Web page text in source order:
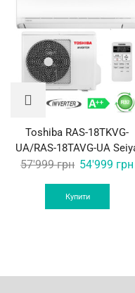
Toshiba RAS-18TKVG-
UA/RAS-18TAVG-UA
57'999грн Original
was:
54'999 грн
Купити